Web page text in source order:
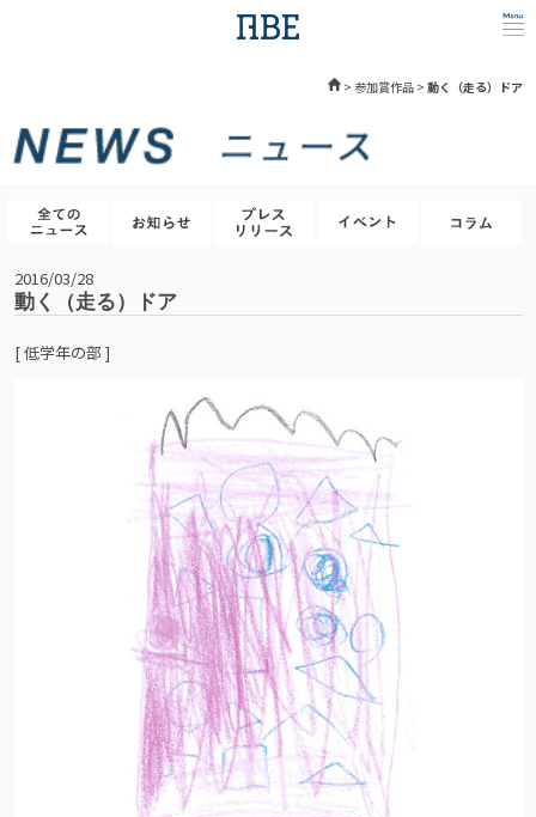
> 参加賞作品> 動く（走る）ドア
2016/03/28
動く（走る）ドア
[ 低学年の部 ]